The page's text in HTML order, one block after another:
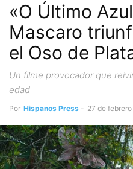
«O Último
Mascaro
el Oso de
Un filme provocador que
edad
Por Hispanos Press - 27 de